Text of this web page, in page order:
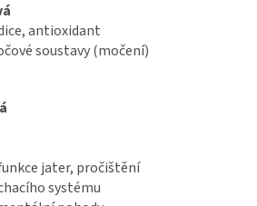
antioxidant
soustavy (močení)
jater, pročištění
systému